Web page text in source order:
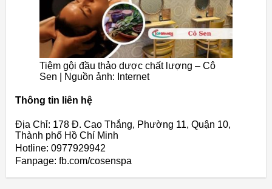
Tiệm gội đầu thảo dược chất lượng – Cô
Sen | Nguồn ảnh: Internet
Thông tin liên hệ
Địa Chỉ: 178 Đ. Cao Thắng, Phường 11, Quận 10,
Thành phố Hồ Chí Minh
Hotline: 0977929942
Fanpage: fb.com/cosenspa